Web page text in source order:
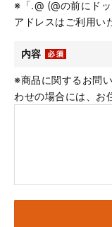
※「.@ (@の前にド
アドレスはご利用い
内容
※商品に関するお問
わせの場合には、お